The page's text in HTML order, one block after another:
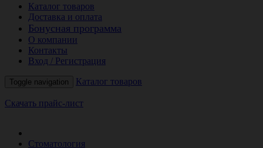
Каталог товаров
Доставка и оплата
Бонусная программа
О компании
Контакты
Вход / Регистрация
Toggle navigation Каталог товаров
Скачать прайс-лист
Стоматология